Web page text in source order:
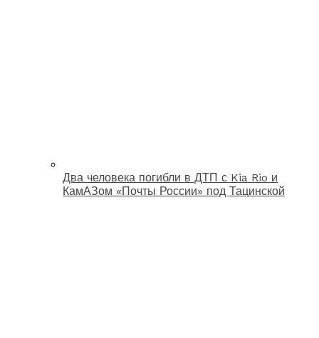
Два человека погибли в ДТП с Kia Rio и
КамАЗом «Почты России» под Тацинской